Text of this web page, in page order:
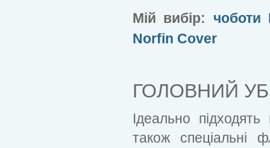
Мій вибір: чоботи
Norfin Cover
ГОЛОВНИЙ
Ідеально
також спеціальні